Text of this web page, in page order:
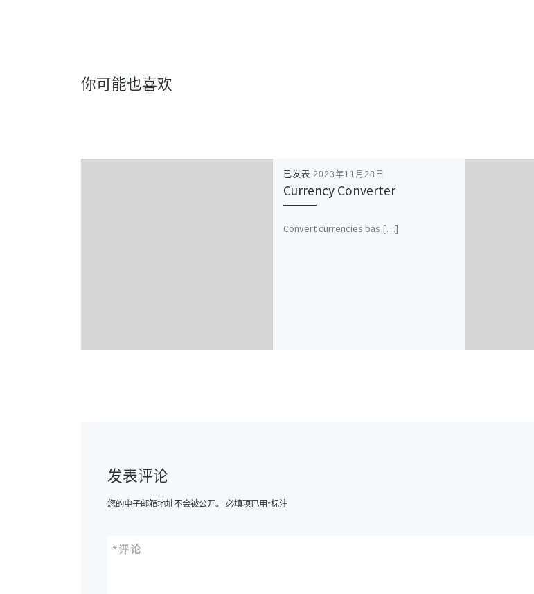
你可能也喜欢
已发表 2023年11月28日
Currency Converter
Convert currencies bas […]
发表评论
您的电子邮箱地址不会被公开。 必填项已用*标注
评论
*